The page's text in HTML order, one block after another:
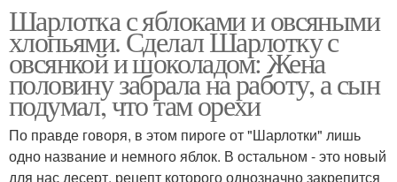
Шарлотка с яблоками и овсяными
хлопьями. Сделал Шарлотку с
овсянкой и шоколадом: Жена
половину забрала на работу, а сын
подумал, что там орехи
По правде говоря, в этом пироге от "Шарлотки" лишь
одно название и немного яблок. В остальном - это новый
для нас десерт, рецепт которого однозначно закрепится